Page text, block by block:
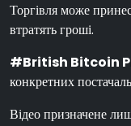
Торгівля може
втратять гроші.
#British Bitcoin
конкретних
Відео призначене